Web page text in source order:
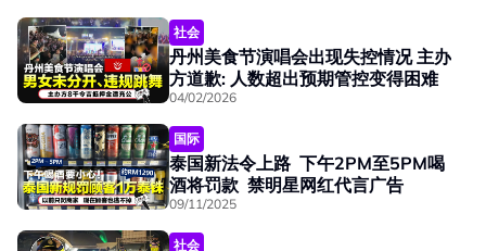
社会
丹州美食节演唱会出现失控情况 主办
方道歉: 人数超出预期管控变得困难
04/02/2026
国际
泰国新法令上路 下午2PM至5PM喝
酒将罚款 禁明星网红代言广告
09/11/2025
社会